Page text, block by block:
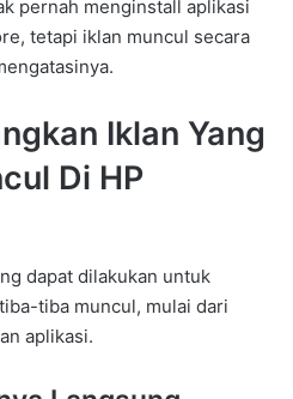
pernah menginstall aplikasi
tetapi iklan muncul secara
Iklan Yang
Di HP
dapat dilakukan untuk
tiba muncul, mulai dari
aplikasi.